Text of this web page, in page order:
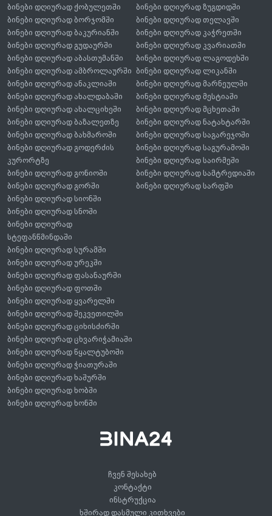
ჩვენ შესახებ
კონტაქტი
ინსტრუქცია
ხშირად დასმული კითხვები
ბინები დღიურად ქობულეთში
ბინები დღიურად ბორჯომში
ბინები დღიურად ბაკურიანში
ბინები დღიურად გუდაურში
ბინები დღიურად აბასთუმანში
ბინები დღიურად ამბროლაურში
ბინები დღიურად ანაკლიაში
ბინები დღიურად ახალდაბაში
ბინები დღიურად ახალციხეში
ბინები დღიურად ბაზალეთზე
ბინები დღიურად ბახმაროში
ბინები დღიურად გოდერძის
კურორტზე
ბინები დღიურად გონიოში
ბინები დღიურად გორში
ბინები დღიურად ზუგდიდში
ბინები დღიურად თელავში
ბინები დღიურად კაჭრეთში
ბინები დღიურად კვარიათში
ბინები დღიურად ლაგოდეხში
ბინები დღიურად ლიკანში
ბინები დღიურად მარნეულში
ბინები დღიურად მესტიაში
ბინები დღიურად მცხეთაში
ბინები დღიურად ნატახტარში
ბინები დღიურად საგარეჯოში
ბინები დღიურად საგურამოში
ბინები დღიურად საირმეში
ბინები დღიურად სამტრედიაში
ბინები დღიურად სარფში
ბინები დღიურად სიონში
ბინები დღიურად სნოში
ბინები დღიურად
სტეფანწმინდაში
ბინები დღიურად სურამში
ბინები დღიურად ურეკში
ბინები დღიურად ფასანაურში
ბინები დღიურად ფოთში
ბინები დღიურად ყვარელში
ბინები დღიურად შეკვეთილში
ბინები დღიურად ციხისძირში
ბინები დღიურად ცხვარიჭამიაში
ბინები დღიურად წყალტუბოში
ბინები დღიურად ჭიათურაში
ბინები დღიურად ხაშურში
ბინები დღიურად ხობში
ბინები დღიურად ხონში